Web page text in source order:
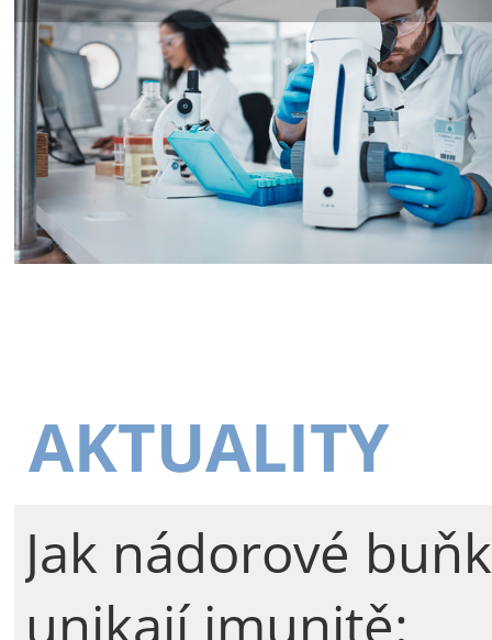
AKTUALITY
Jak nádorové
unikají imunitě: